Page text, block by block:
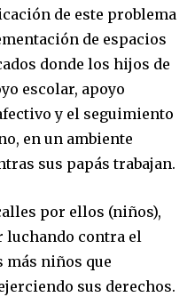
de este problema
de espacios
donde los hijos de
escolar, apoyo
y el seguimiento
en un ambiente
sus papás trabajan.
por ellos (niños),
luchando contra el
más niños que
sus derechos.